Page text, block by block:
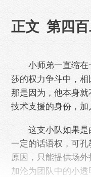
正文 第四
小师弟一直缩在
莎的权力争斗中，相
那是因为，他本身
技术支援的身份，加
这支小队如果是
一定的话语权，可
原因，只能提供场
加沦为团队中的小透